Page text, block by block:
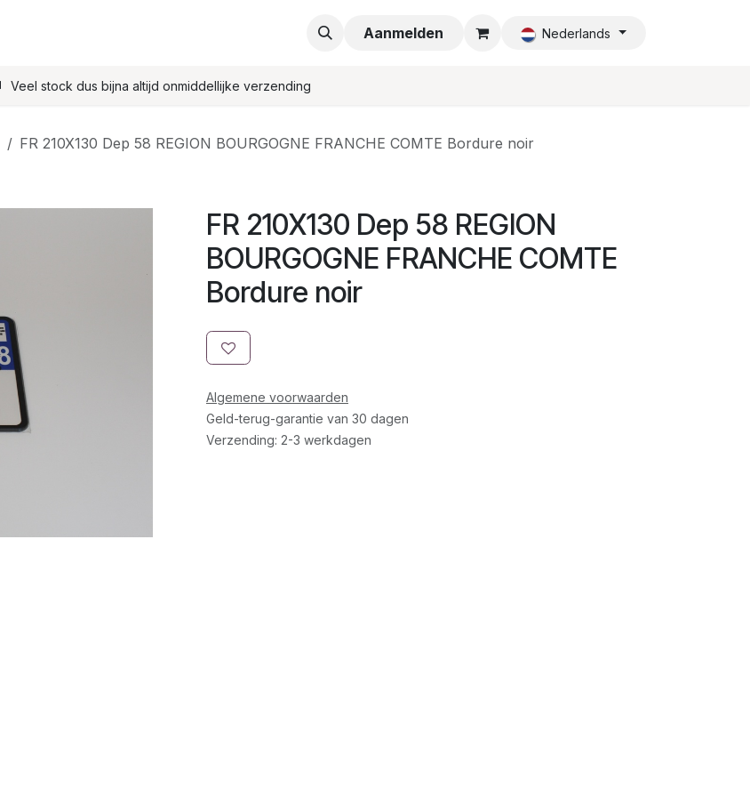
Startpagina Aanmelden Nederlands
Veel stock dus bijna altijd onmiddellijke verzending
FR 210X130 Dep 58 REGION BOURGOGNE FRANCHE COMTE Bordure noir
FR 210X130 Dep 58 REGION
BOURGOGNE FRANCHE COMTE
Bordure noir
Algemene voorwaarden
Geld-terug-garantie van 30 dagen
Verzending: 2-3 werkdagen